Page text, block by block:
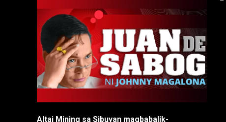
Altai Mining sa Sibuyan magbabalik-